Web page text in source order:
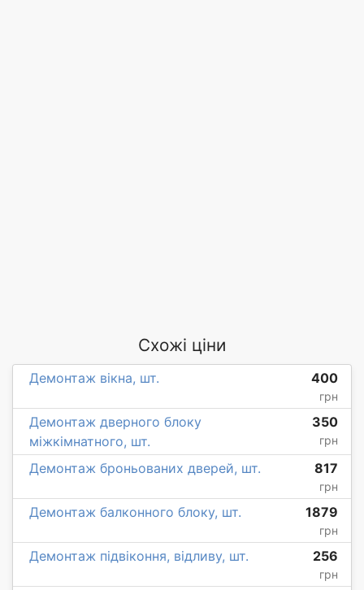
Схожі ціни
Демонтаж вікна, шт. 400
грн
Демонтаж дверного блоку
міжкімнатного, шт.
350
грн
Демонтаж броньованих дверей, шт. 817
грн
Демонтаж балконного блоку, шт. 1879
грн
Демонтаж підвіконня, відливу, шт. 256
грн